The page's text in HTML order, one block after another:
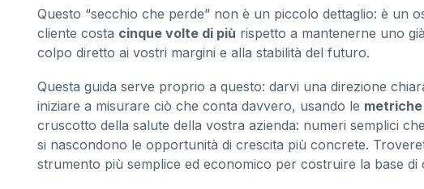
Questo “secchio che perde” non è un piccolo dettaglio: è un
cliente costa cinque volte di più rispetto a mantenerne uno
colpo diretto ai vostri margini e alla stabilità del futuro.
Questa guida serve proprio a questo: darvi una direzione
iniziare a misurare ciò che conta davvero, usando le
cruscotto della salute della vostra azienda: numeri semplici
si nascondono le opportunità di crescita più concrete.
strumento più semplice ed economico per costruire la base di